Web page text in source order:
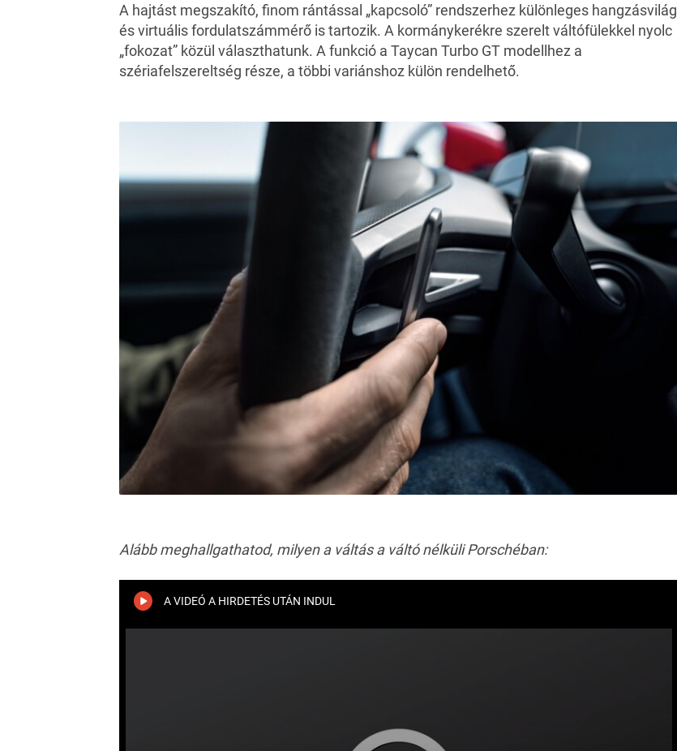
A hajtást megszakító, finom rántással „kapcsoló” rendszerhez különleges hangzásvilág
és virtuális fordulatszámmérő is tartozik. A kormánykerékre szerelt váltófülekkel nyolc
„fokozat” közül választhatunk. A funkció a Taycan Turbo GT modellhez a
szériafelszereltség része, a többi variánshoz külön rendelhető.
Alább meghallgathatod, milyen a váltás a váltó nélküli Porschéban:
A VIDEÓ A HIRDETÉS UTÁN INDUL